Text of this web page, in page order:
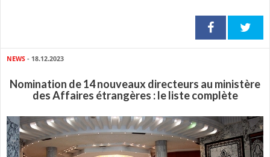
NEWS - 18.12.2023
Nomination de 14 nouveaux directeurs au ministère
des Affaires étrangères : le liste complète